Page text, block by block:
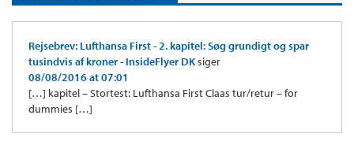
Rejsebrev: Lufthansa First - 2. kapitel: Søg grundigt og spar
tusindvis af kroner - InsideFlyer DKsiger
08/08/2016 at 07:01
[…] kapitel – Stortest: Lufthansa First Claas tur/retur – for
dummies […]